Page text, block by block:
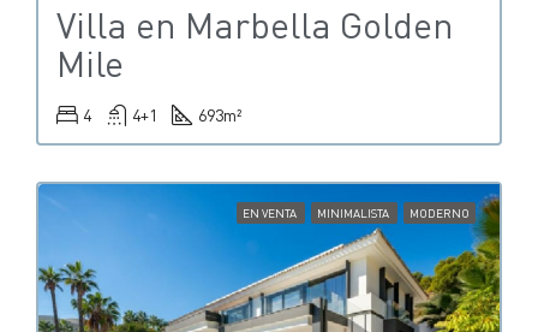
Villa en Marbella Golden
Mile
4 4+1 693m²
EN VENTA MINIMALISTA MODERNO